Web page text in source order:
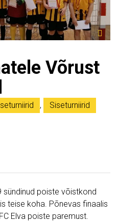
Võrust
,
Siseturniirid
sündinud poiste võistkond
teise koha. Põnevas finaalis
Elva poiste paremust.